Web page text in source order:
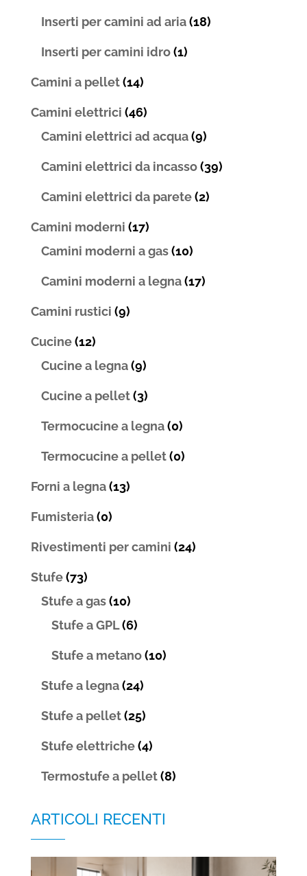
Inserti per camini ad aria (18)
Inserti per camini idro (1)
Camini a pellet (14)
Camini elettrici (46)
Camini elettrici ad acqua (9)
Camini elettrici da incasso (39)
Camini elettrici da parete (2)
Camini moderni (17)
Camini moderni a gas (10)
Camini moderni a legna (17)
Camini rustici (9)
Cucine (12)
Cucine a legna (9)
Cucine a pellet (3)
Termocucine a legna (0)
Termocucine a pellet (0)
Forni a legna (13)
Fumisteria (0)
Rivestimenti per camini (24)
Stufe (73)
Stufe a gas (10)
Stufe a GPL (6)
Stufe a metano (10)
Stufe a legna (24)
Stufe a pellet (25)
Stufe elettriche (4)
Termostufe a pellet (8)
ARTICOLI RECENTI